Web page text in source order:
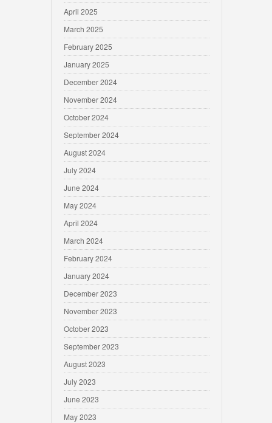
April 2025
March 2025
February 2025
January 2025
December 2024
November 2024
October 2024
September 2024
August 2024
July 2024
June 2024
May 2024
April 2024
March 2024
February 2024
January 2024
December 2023
November 2023
October 2023
September 2023
August 2023
July 2023
June 2023
May 2023